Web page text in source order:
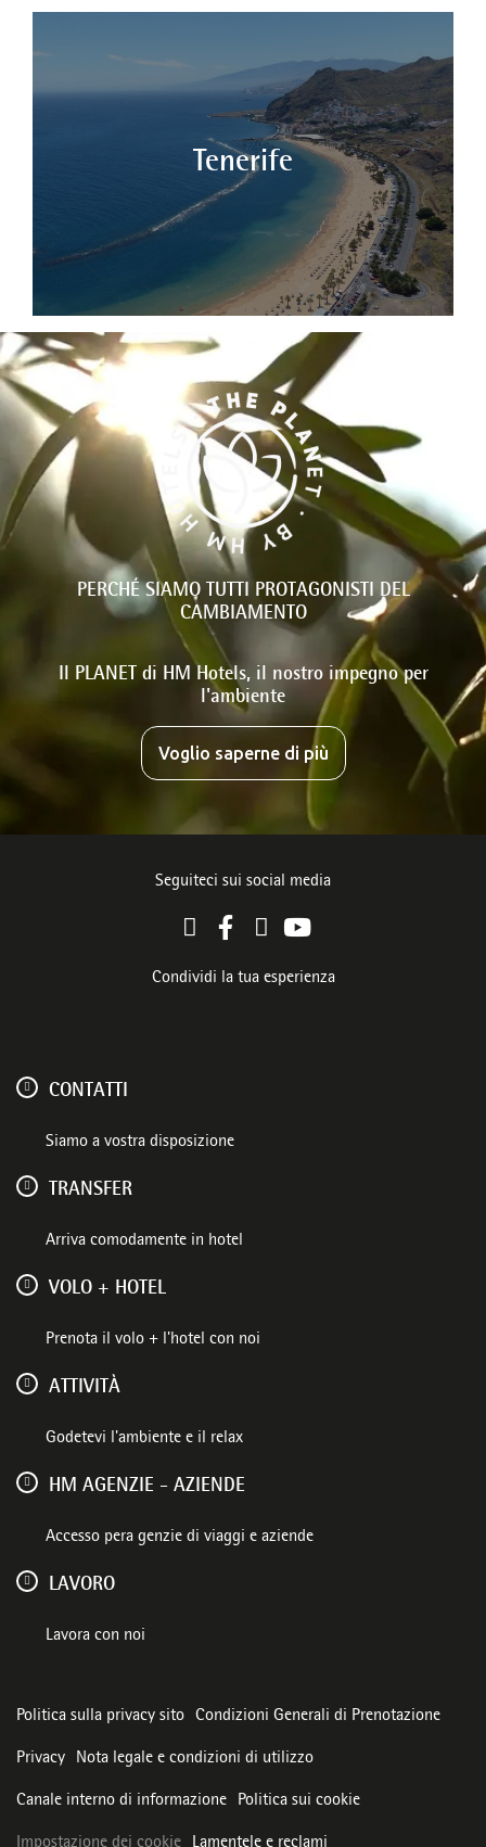
Tenerife
PERCHÉ SIAMO TUTTI PROTAGONISTI DEL
CAMBIAMENTO
Il PLANET di HM Hotels, il nostro impegno per
l'ambiente
Voglio saperne di più
Seguiteci sui social media
Condividi la tua esperienza
CONTATTI
Siamo a vostra disposizione
TRANSFER
Arriva comodamente in hotel
VOLO + HOTEL
Prenota il volo + l'hotel con noi
ATTIVITÀ
Godetevi l'ambiente e il relax
HM AGENZIE - AZIENDE
Accesso pera genzie di viaggi e aziende
LAVORO
Lavora con noi
Politica sulla privacy sito Condizioni Generali di Prenotazione
Privacy Nota legale e condizioni di utilizzo
Canale interno di informazione Politica sui cookie